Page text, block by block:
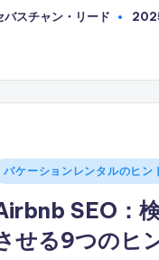
バスチャン・リード
バケーションレンタルのヒン
SEO：
せる9つのヒ